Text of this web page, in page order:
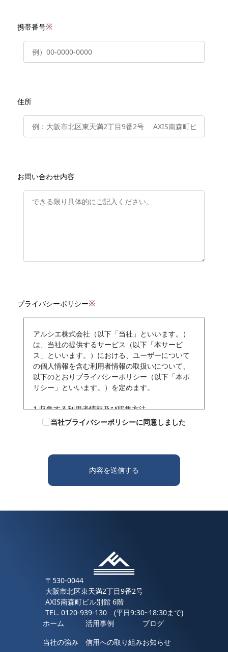
携帯番号※
住所
お問い合わせ内容
プライバシーポリシー※
アルシエ株式会社（以下「当社」といいます。）
は、当社の提供するサービス（以下「本サービ
ス」といいます。）における、ユーザーについて
の個人情報を含む利用者情報の取扱いについて、
以下のとおりプライバシーポリシー（以下「本ポ
リシー」といいます。）を定めます。
1.収集する利用者情報及び収集方法
本ポリシーにおいて、「利用者情報」とは、ユー
シーに基づき当社が収集するものを意味するもの
とします。 本サービスにおいて当社が収集する利
用者情報は、その収集方法に応じて、以下のよう
・メールアドレス、電話番号等連絡先に関する情
・入力フォームその他当社が定める方法を通じて
ユーザーが入力または送信する情報
(2) ユーザーが本サービスの利用において、他のサ
ービスと連携を許可することにより、当該他のサ
ービスからご提供いただく情報
ーシャルネットワーキングサービス等の他のサー
当社プライバシーポリシーに同意しました
内容を送信する
〒530-0044
大阪市北区東天満2丁目9番2号
AXIS南森町ビル別館 6階
TEL. 0120-939-130(平日9:30~18:30まで)
ホーム
当社の強み
活用事例
信用への取り組み
ブログ
お知らせ